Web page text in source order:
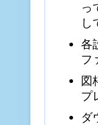
っ
し
各
フ
図
プ
ダ